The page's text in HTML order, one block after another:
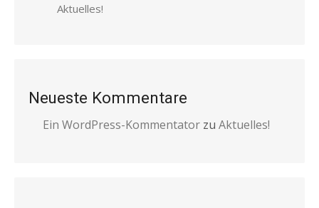
Aktuelles!
Neueste Kommentare
Ein WordPress-Kommentator zu Aktuelles!